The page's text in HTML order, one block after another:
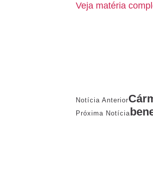
Veja matéria
Notícia Anterior
Próxima Notícia